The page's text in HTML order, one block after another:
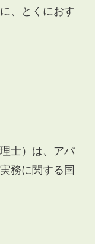
、とくにおす
士）は、アパ
務に関する国